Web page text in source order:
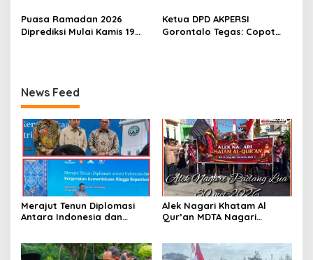
Pesantren Lansia
Harga Beras dan Minyakita
Stabil Selama Ramadhan
dan Lebaran 2026
Puasa Ramadan 2026
Diprediksi Mulai Kamis 19
Ketua DPD AKPERSI
Gorontalo Tegas: Copot
News Feed
Merajut Tenun Diplomasi
Antara Indonesia dan
Alek Nagari Khatam Al
Qur’an MDTA Nagari